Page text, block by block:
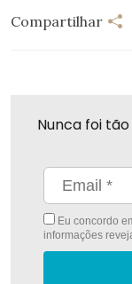
Compartilhar
Nunca foi
Eu concordo
informações